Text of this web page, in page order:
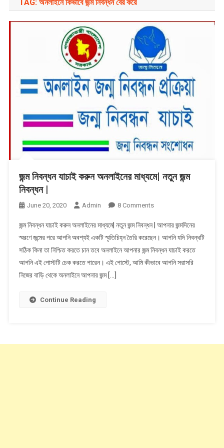
TAG: অনলাইনে কিভাবে জন্ম নিবন্ধন বের করে
জন্ম নিবন্ধন যাচাই করুন অনলাইনের মাধ্যমে| নতুন জন্ম
নিবন্ধন |
June 20, 2020 Admin 8 CommentsOn
নিবন্ধন
যাচাই
করুন
অনলাইনের
জন্ম নিবন্ধন যাচাই করুন অনলাইনের মাধ্যমে| নতুন জন্ম নিবন্ধন | আপনার জন্মদিনের
স্মরণে জন্মের পরে আপনি অবশ্যই একটি স্মৃতিচিহ্ন তৈরি করেছেন। আপনি যদি নিবন্ধটি
সঠিক কিনা তা নিশ্চিত করতে চান তবে অনলাইনে আপনার জন্ম নিবন্ধন যাচাই করতে
আপনি এই পোস্টটি চেক করতে পারেন। এই পোস্টে, আমি কীভাবে আপনি সরাসরি
নিজের বাড়ি থেকে অনলাইনে আপনার জন্ম […]
Continue Reading